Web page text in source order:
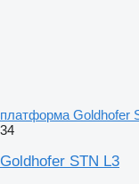
платформа Goldhofer
34
Goldhofer STN L3